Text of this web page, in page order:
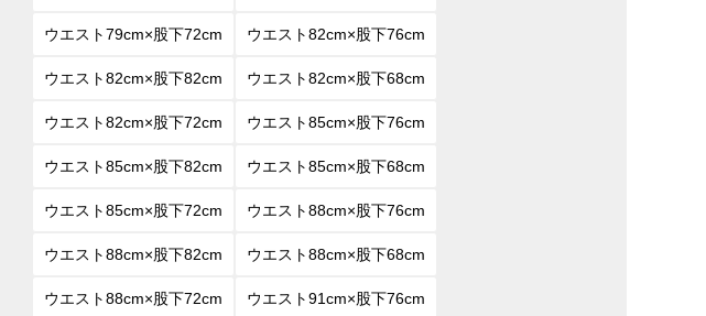
ウエスト79cm×股下72cm ウエスト82cm×股下76cm
ウエスト82cm×股下82cm ウエスト82cm×股下68cm
ウエスト82cm×股下72cm ウエスト85cm×股下76cm
ウエスト85cm×股下82cm ウエスト85cm×股下68cm
ウエスト85cm×股下72cm ウエスト88cm×股下76cm
ウエスト88cm×股下82cm ウエスト88cm×股下68cm
ウエスト88cm×股下72cm ウエスト91cm×股下76cm